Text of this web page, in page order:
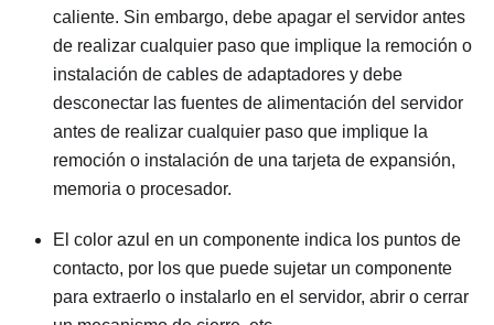
caliente. Sin embargo, debe apagar el servidor antes
de realizar cualquier paso que implique la remoción o
instalación de cables de adaptadores y debe
desconectar las fuentes de alimentación del servidor
antes de realizar cualquier paso que implique la
remoción o instalación de una tarjeta de expansión,
memoria o procesador.
El color azul en un componente indica los puntos de
contacto, por los que puede sujetar un componente
para extraerlo o instalarlo en el servidor, abrir o cerrar